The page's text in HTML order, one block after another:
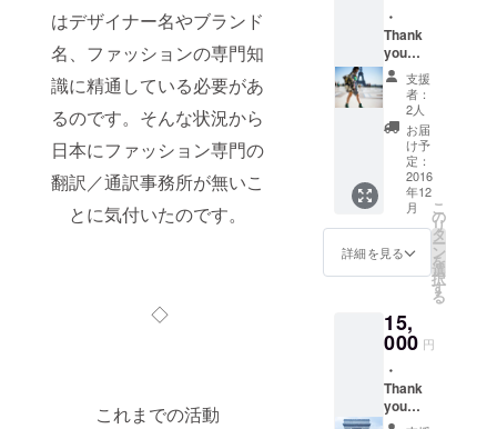
はデザイナー名やブランド
名、ファッションの専門知
識に精通している必要があ
るのです。そんな状況から
日本にファッション専門の
翻訳／通訳事務所が無いこ
とに気付いたのです。
◇
これまでの活動
す。 ・
EYES&
MIND
パリガ
イド
ブック
ロー
カル目
線で作
り上げ
るスペ
シャル
なガイ
ドブッ
・
Thank
you
letter
お礼の
メール
をお送
りさせ
ていた
だきま
す。 ・
報告書
イン
ターン
シップ
ポート
にして
送りま
す。 ・
EYES&
MIND
支援
者：
2人
お届
け予
定：
2016
年12
月
詳細を見る
こ
の
リ
タ
ー
ン
を
選
択
す
る
15,
000 円
・
Thank
you
letter